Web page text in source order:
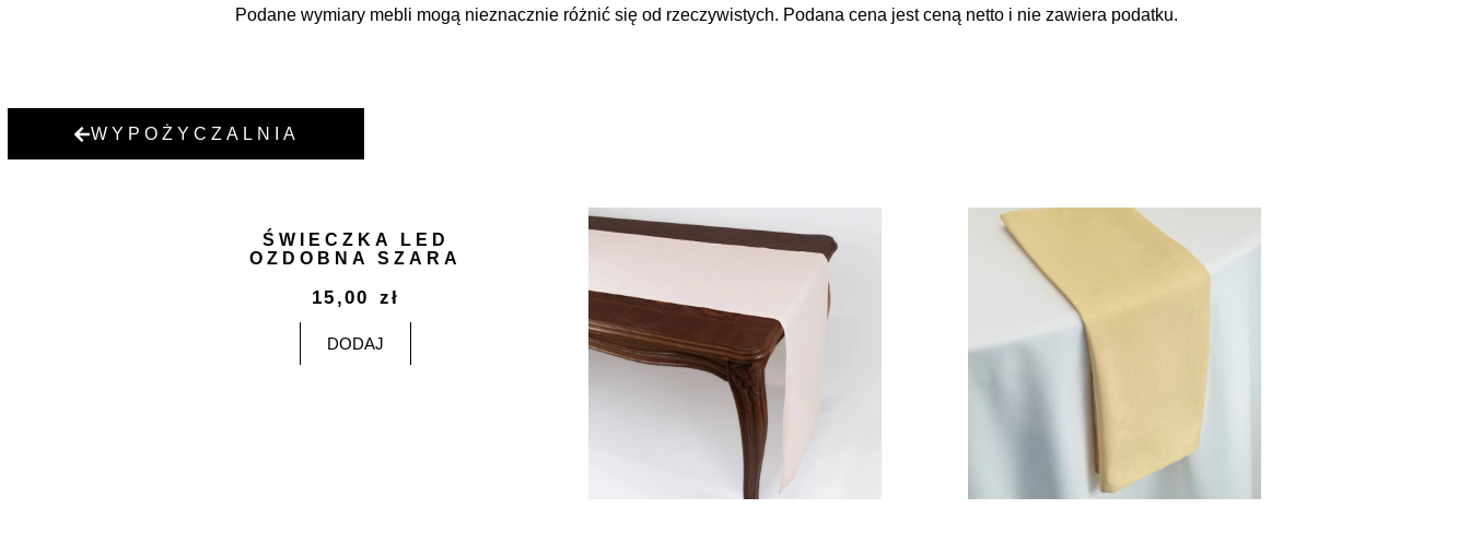
Podane wymiary mebli mogą nieznacznie różnić się od rzeczywistych. Podana cena jest ceną netto i nie zawiera podatku.
WYPOŻYCZALNIA
ŚWIECZKA LED
OZDOBNA SZARA
15,00 zł
DODAJ